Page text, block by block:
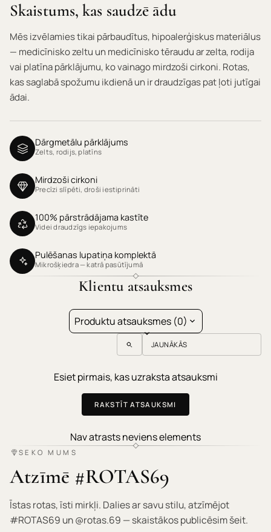
Skaistums, kas saudzē ādu
Mēs izvēlamies tikai pārbaudītus, hipoalerģiskus materiālus
— medicīnisko zeltu un medicīnisko tēraudu ar zelta, rodija
vai platīna pārklājumu, ko vainago mirdzoši cirkoni. Rotas,
kas saglabā spožumu ikdienā un ir draudzīgas pat ļoti jutīgai
ādai.
Dārgmetālu pārklājums
Zelts, rodijs, platīns
Mirdzoši cirkoni
Precīzi slīpēti, droši iestiprināti
100% pārstrādājama kastīte
Videi draudzīgs iepakojums
Pulēšanas lupatiņa komplektā
Mikrošķiedra — katrā pasūtījumā
Klientu atsauksmes
Produktu atsauksmes (0)
Sort reviews by
Esiet pirmais, kas uzraksta atsauksmi
RAKSTĪT ATSAUKSMI
Nav atrasts neviens elements
SEKO MUMS
Atzīmē #ROTAS69
Īstas rotas, īsti mirkļi. Dalies ar savu stilu, atzīmējot
#ROTAS69 un @rotas.69 — skaistākos publicēsim šeit.